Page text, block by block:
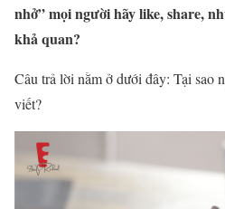
nhở” mọi người hãy like, share,
khả quan?
Câu trả lời nằm ở dưới đây: Tại sao
viết?